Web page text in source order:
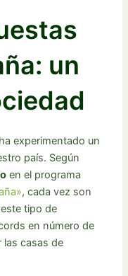
un
experimentado un
país. Según
en el programa
, cada vez son
tipo de
en número de
las casas de